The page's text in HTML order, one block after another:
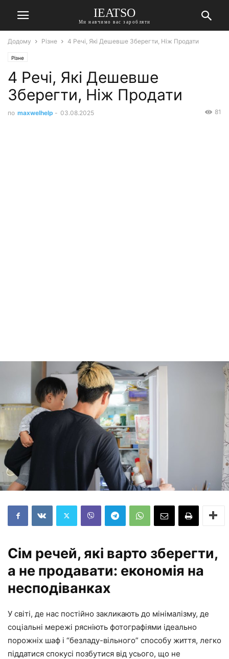
IEATSO
Ми навчимо вас заробляти
Додому Різне 4 Речі, Які Дешевше Зберегти, Ніж Продати
Різне
4 Речі, Які Дешевше
Зберегти, Ніж Продати
по maxwelhelp - 03.08.2025 81
Сім речей, які варто зберегти,
а не продавати: економія на
несподіванках
У світі, де нас постійно закликають до мінімалізму, де
соціальні мережі рясніють фотографіями ідеально
порожніх шаф і “безладу-вільного” способу життя, легко
піддатися спокусі позбутися від усього, що не